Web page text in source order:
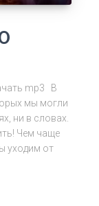
mp3 В
мы могли
ни в словах.
Чем чаще
уходим от